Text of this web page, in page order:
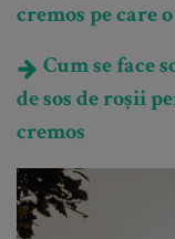
cremos pe care
Cum se face
de sos de roșii
cremos